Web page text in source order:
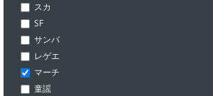
スカ
SF
サンバ
レゲエ
マーチ
童謡